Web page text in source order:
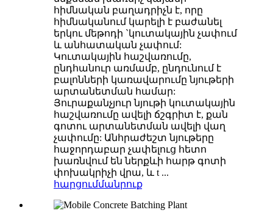
հիմնական բաղադրիչն է, որը
հիմնականում կարելի է բաժանել
երկու մեթոդի `կուտակային չափում
և անհատական ​​չափում:
Կուտակային հաշվառումը,
ընդհանուր առմամբ, ընդունում է
բալոնների կառավարումը նյութերի
արտանետման համար:
Յուրաքանչյուր նյութի կուտակային
հաշվառումը ավելի ճշգրիտ է, քան
գոտու արտանետման ավելի վաղ
չափումը: Անհրաժեշտ նյութերը
հաջորդաբար չափելուց հետո
խառնվում են ներքևի հարթ գոտի
փոխակրիչի վրա, և t ...
հարցումմանրուք